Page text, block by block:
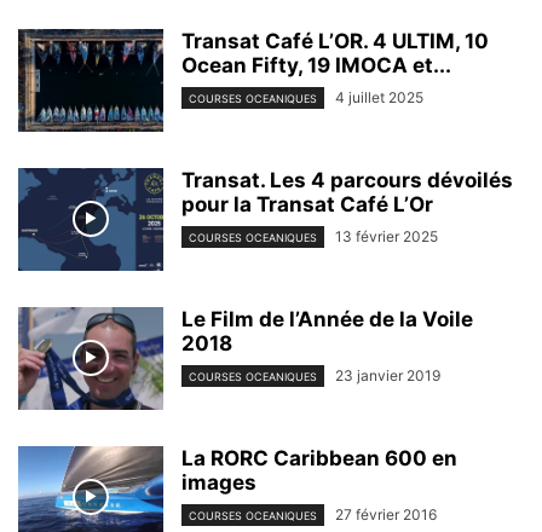
Transat Café L’OR. 4 ULTIM, 10
Ocean Fifty, 19 IMOCA et...
COURSES OCEANIQUES 4 juillet 2025
Transat. Les 4 parcours dévoilés
pour la Transat Café L’Or
COURSES OCEANIQUES 13 février 2025
Le Film de l’Année de la Voile
2018
COURSES OCEANIQUES 23 janvier 2019
La RORC Caribbean 600 en
images
COURSES OCEANIQUES 27 février 2016